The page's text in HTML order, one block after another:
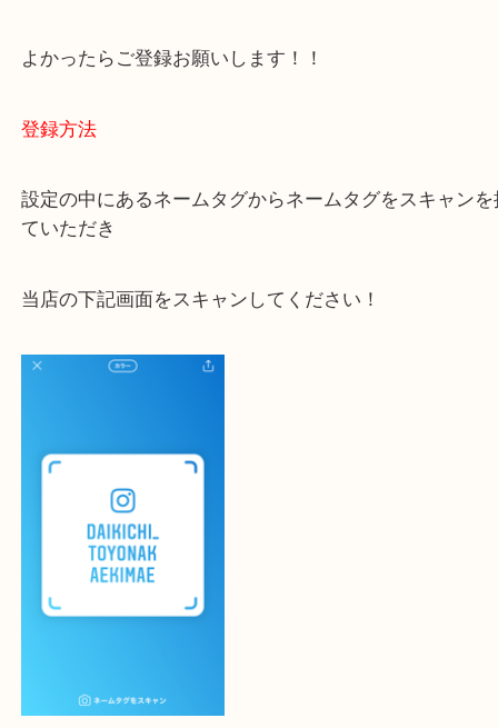
一点一点を丁寧に査定いたします！
よかったらご登録お願いします！！
登録方法
設定の中にあるネームタグからネームタグをスキ